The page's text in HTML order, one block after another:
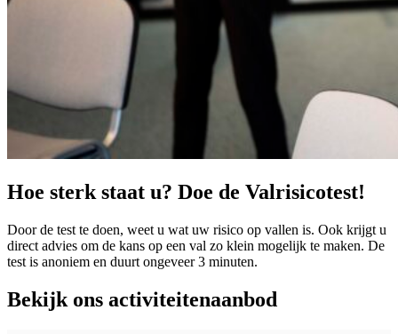
Hoe sterk staat u? Doe de Valrisicotest!
Door de test te doen, weet u wat uw risico op vallen is. Ook krijgt u
direct advies om de kans op een val zo klein mogelijk te maken. De
test is anoniem en duurt ongeveer 3 minuten.
Bekijk ons activiteitenaanbod